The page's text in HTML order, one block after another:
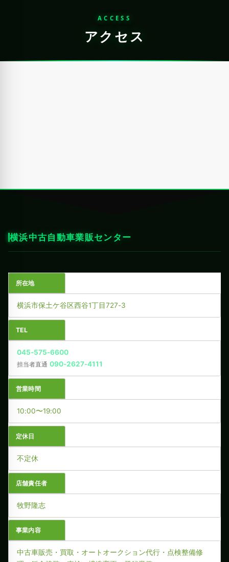
ACCESS
アクセス
横浜中古自動車業販センター
所在地
横浜市保土ケ谷区西谷1丁目727-3
TEL
045-575-6600
担当者直通 090-2627-4111
営業時間
10:00〜19:00
定休日
不定休
店舗責任者
牧野隆志
事業内容
中古車販売・買取・オートオークション代行・点検整備修